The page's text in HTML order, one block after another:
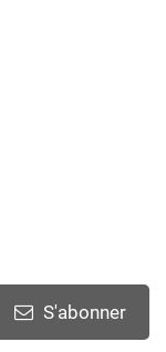
S'abonner